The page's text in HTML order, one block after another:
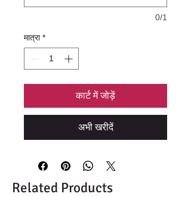
0/1
मात्रा *
कार्ट में जोड़ें
अभी खरीदें
Related Products